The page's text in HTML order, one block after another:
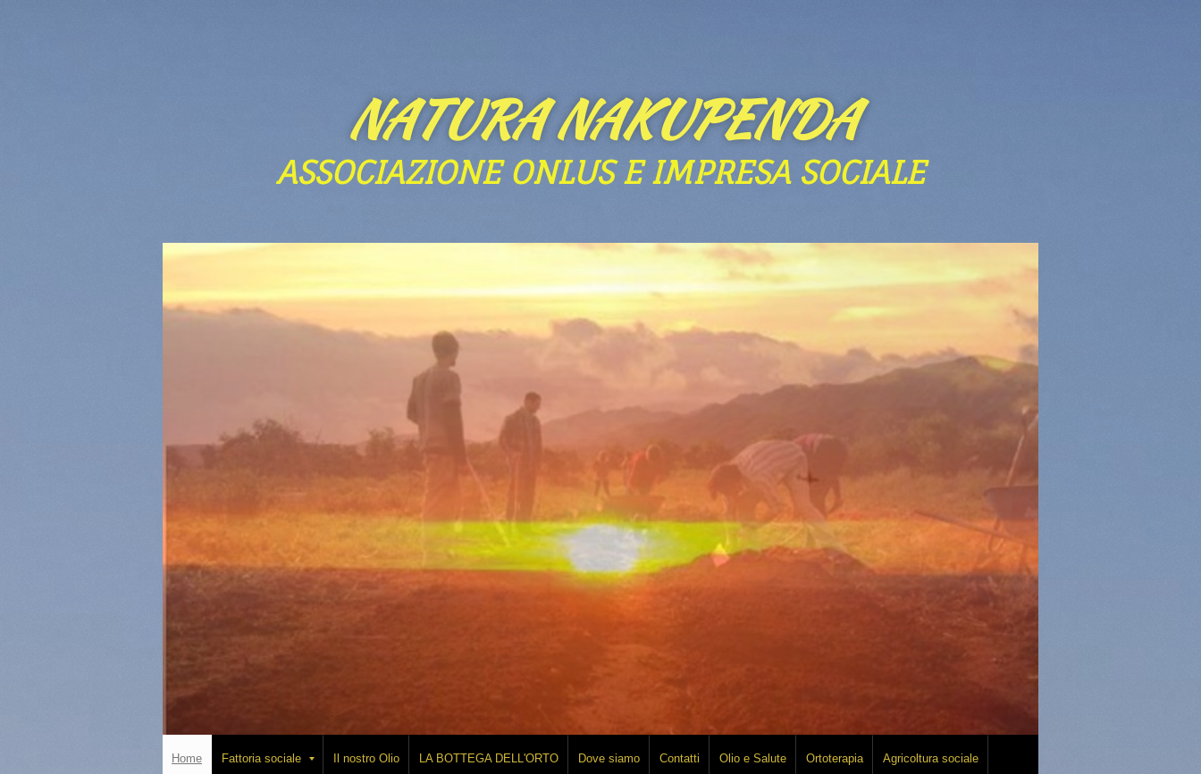
NATURA NAKUPENDA
ASSOCIAZIONE ONLUS E IMPRESA SOCIALE
Home Fattoria sociale Il nostro Olio LA BOTTEGA DELL'ORTO Dove siamo Contatti Olio e Salute Ortoterapia Agricoltura sociale